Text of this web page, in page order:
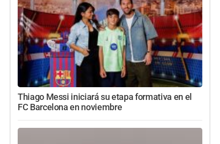
Thiago Messi iniciará su etapa formativa en el
FC Barcelona en noviembre